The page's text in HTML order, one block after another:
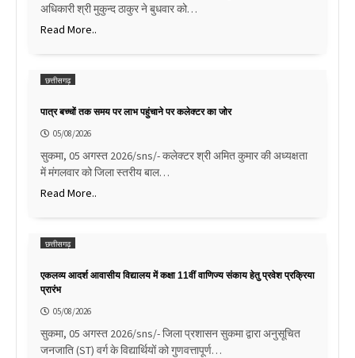
अधिकारी श्री मुकुन्द ठाकुर ने बुधवार को…
Read More..
छत्तीसगढ़
पात्र बच्चों तक समय पर लाभ पहुंचाने पर कलेक्टर का जोर
05/08/2026
सुकमा, 05 अगस्त 2026/sns/- कलेक्टर श्री अमित कुमार की अध्यक्षता
में मंगलवार को जिला स्तरीय बाल…
Read More..
छत्तीसगढ़
एकलव्य आदर्श आवासीय विद्यालय में कक्षा 11वीं वाणिज्य संकाय हेतु प्रवेश प्रक्रिया
प्रारंभ
05/08/2026
सुकमा, 05 अगस्त 2026/sns/- जिला प्रशासन सुकमा द्वारा अनुसूचित
जनजाति (ST) वर्ग के विद्यार्थियों को गुणवत्तापूर्ण…